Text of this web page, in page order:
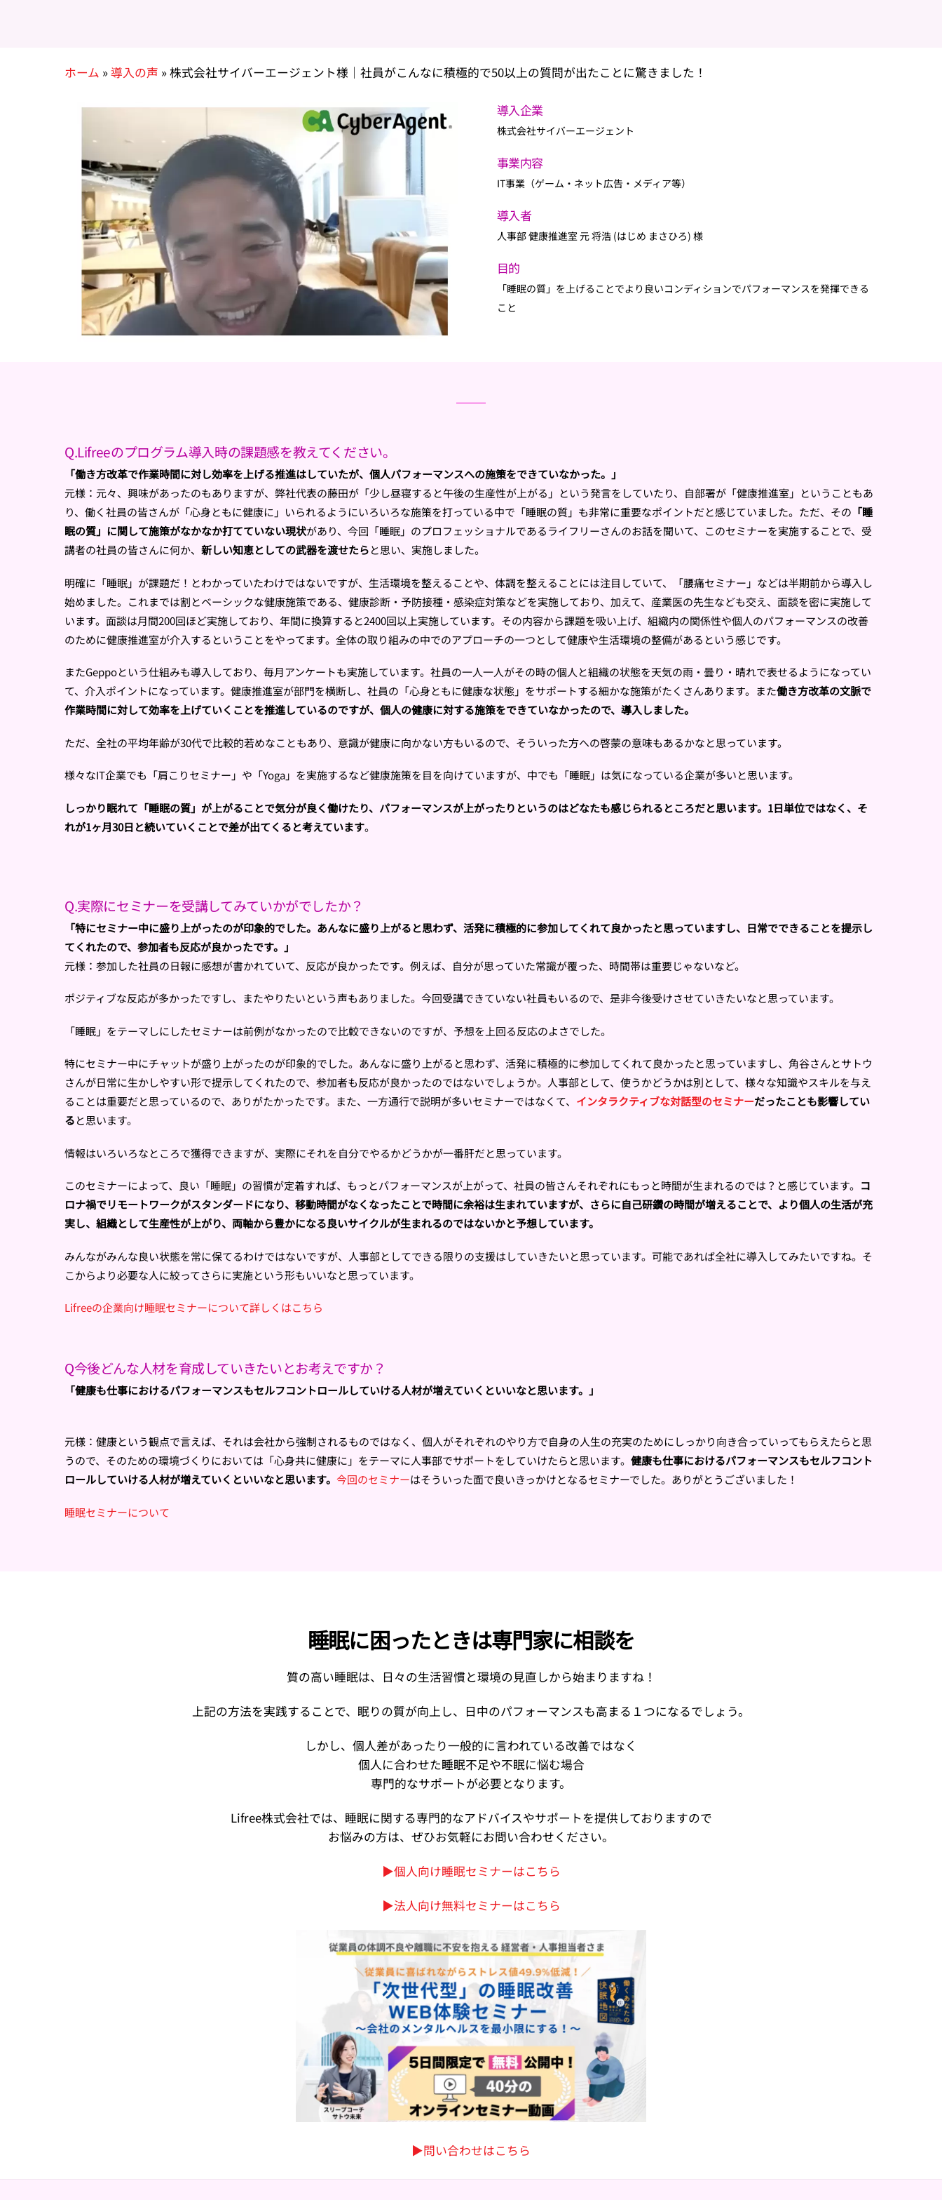
ホーム »導入の声 »株式会社サイバーエージェント様｜社員がこんなに積極的で50以上の質問が出たことに驚きました！
導入企業
株式会社サイバーエージェント
事業内容
IT事業（ゲーム・ネット広告・メディア等）
導入者
人事部 健康推進室 元 将浩 (はじめ まさひろ) 様
目的
「睡眠の質」を上げることでより良いコンディションでパフォーマンスを発揮できる
こと
Q.Lifreeのプログラム導入時の課題感を教えてください。
「働き方改革で作業時間に対し効率を上げる推進はしていたが、個人パフォーマンスへの施策をできていなかった。」
元様：元々、興味があったのもありますが、弊社代表の藤田が「少し昼寝すると午後の生産性が上がる」という発言をしていたり、自部署が「健康推進室」ということもあ
り、働く社員の皆さんが「心身ともに健康に」いられるようにいろいろな施策を打っている中で「睡眠の質」も非常に重要なポイントだと感じていました。ただ、その 「睡
眠の質」に関して施策がなかなか打てていない現状があり、今回「睡眠」のプロフェッショナルであるライフリーさんのお話を聞いて、このセミナーを実施することで、受
講者の社員の皆さんに何か、 新しい知恵としての武器を渡せたらと思い、実施しました。
明確に「睡眠」が課題だ！とわかっていたわけではないですが、生活環境を整えることや、体調を整えることには注目していて、「腰痛セミナー」などは半期前から導入し
始めました。これまでは割とベーシックな健康施策である、健康診断・予防接種・感染症対策などを実施しており、加えて、産業医の先生なども交え、面談を密に実施して
います。面談は月間200回ほど実施しており、年間に換算すると2400回以上実施しています。その内容から課題を吸い上げ、組織内の関係性や個人のパフォーマンスの改善
のために健康推進室が介入するということをやってます。全体の取り組みの中でのアプローチの一つとして健康や生活環境の整備があるという感じです。
またGeppoという仕組みも導入しており、毎月アンケートも実施しています。社員の一人一人がその時の個人と組織の状態を天気の雨・曇り・晴れで表せるようになってい
て、介入ポイントになっています。健康推進室が部門を横断し、社員の「心身ともに健康な状態」をサポートする細かな施策がたくさんあります。また働き方改革の文脈で
作業時間に対して効率を上げていくことを推進しているのですが、個人の健康に対する施策をできていなかったので、導入しました。
ただ、全社の平均年齢が30代で比較的若めなこともあり、意識が健康に向かない方もいるので、そういった方への啓蒙の意味もあるかなと思っています。
様々なIT企業でも「肩こりセミナー」や「Yoga」を実施するなど健康施策を目を向けていますが、中でも「睡眠」は気になっている企業が多いと思います。
しっかり眠れて「睡眠の質」が上がることで気分が良く働けたり、パフォーマンスが上がったりというのはどなたも感じられるところだと思います。1日単位ではなく、そ
れが1ヶ月30日と続いていくことで差が出てくると考えています。
Q.実際にセミナーを受講してみていかがでしたか？
「特にセミナー中に盛り上がったのが印象的でした。あんなに盛り上がると思わず、活発に積極的に参加してくれて良かったと思っていますし、日常でできることを提示し
てくれたので、参加者も反応が良かったです。」
元様：参加した社員の日報に感想が書かれていて、反応が良かったです。例えば、自分が思っていた常識が覆った、時間帯は重要じゃないなど。
ポジティブな反応が多かったですし、またやりたいという声もありました。今回受講できていない社員もいるので、是非今後受けさせていきたいなと思っています。
「睡眠」をテーマしにしたセミナーは前例がなかったので比較できないのですが、予想を上回る反応のよさでした。
特にセミナー中にチャットが盛り上がったのが印象的でした。あんなに盛り上がると思わず、活発に積極的に参加してくれて良かったと思っていますし、角谷さんとサトウ
さんが日常に生かしやすい形で提示してくれたので、参加者も反応が良かったのではないでしょうか。人事部として、使うかどうかは別として、様々な知識やスキルを与え
ることは重要だと思っているので、ありがたかったです。また、一方通行で説明が多いセミナーではなくて、 インタラクティブな対話型のセミナーだったことも影響してい
ると思います。
情報はいろいろなところで獲得できますが、実際にそれを自分でやるかどうかが一番肝だと思っています。
このセミナーによって、良い「睡眠」の習慣が定着すれば、もっとパフォーマンスが上がって、社員の皆さんそれぞれにもっと時間が生まれるのでは？と感じています。 コ
ロナ禍でリモートワークがスタンダードになり、移動時間がなくなったことで時間に余裕は生まれていますが、さらに自己研鑽の時間が増えることで、より個人の生活が充
実し、組織として生産性が上がり、両軸から豊かになる良いサイクルが生まれるのではないかと予想しています。
みんながみんな良い状態を常に保てるわけではないですが、人事部としてできる限りの支援はしていきたいと思っています。可能であれば全社に導入してみたいですね。そ
こからより必要な人に絞ってさらに実施という形もいいなと思っています。
Lifreeの企業向け睡眠セミナーについて詳しくはこちら
Q今後どんな人材を育成していきたいとお考えですか？
「健康も仕事におけるパフォーマンスもセルフコントロールしていける人材が増えていくといいなと思います。」
元様：健康という観点で言えば、それは会社から強制されるものではなく、個人がそれぞれのやり方で自身の人生の充実のためにしっかり向き合っていってもらえたらと思
うので、そのための環境づくりにおいては「心身共に健康に」をテーマに人事部でサポートをしていけたらと思います。 健康も仕事におけるパフォーマンスもセルフコント
ロールしていける人材が増えていくといいなと思います。 今回のセミナーはそういった面で良いきっかけとなるセミナーでした。ありがとうございました！
睡眠セミナーについて
睡眠に困ったときは専門家に相談を
質の高い睡眠は、日々の生活習慣と環境の見直しから始まりますね！
上記の方法を実践することで、眠りの質が向上し、日中のパフォーマンスも高まる１つになるでしょう。
しかし、個人差があったり一般的に言われている改善ではなく
個人に合わせた睡眠不足や不眠に悩む場合
専門的なサポートが必要となります。
Lifree株式会社では、睡眠に関する専門的なアドバイスやサポートを提供しておりますので
お悩みの方は、ぜひお気軽にお問い合わせください。
▶︎個人向け睡眠セミナーはこちら
▶︎法人向け無料セミナーはこちら
▶︎問い合わせはこちら